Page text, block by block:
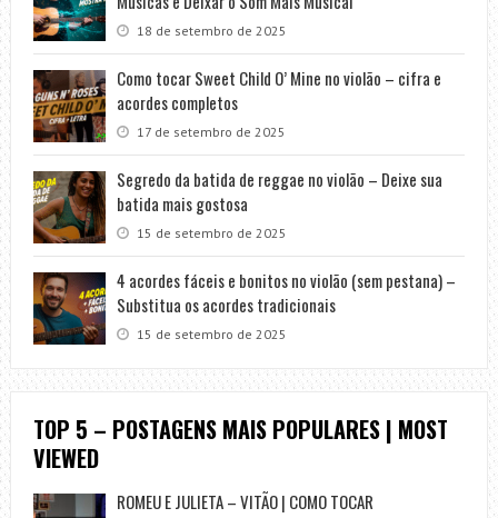
18 de setembro de 2025
Como tocar Sweet Child O’ Mine no violão – cifra e
acordes completos
17 de setembro de 2025
Segredo da batida de reggae no violão – Deixe sua
batida mais gostosa
15 de setembro de 2025
4 acordes fáceis e bonitos no violão (sem pestana) –
Substitua os acordes tradicionais
15 de setembro de 2025
TOP 5 – POSTAGENS MAIS POPULARES | MOST
VIEWED
ROMEU E JULIETA – VITÃO | COMO TOCAR